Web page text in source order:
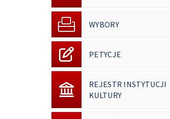
WYBORY
PETYCJE
REJESTR INSTYTUCJI
KULTURY